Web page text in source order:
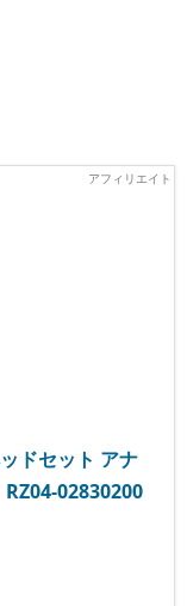
ドセット アナ
02830200